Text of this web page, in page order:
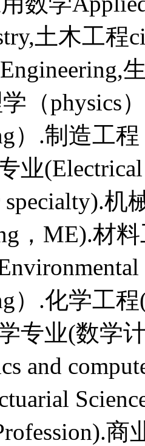
土木工程
（physics
）.制造工
业
specialty).机
，ME).材
）.化学工
专业(数学
and
商